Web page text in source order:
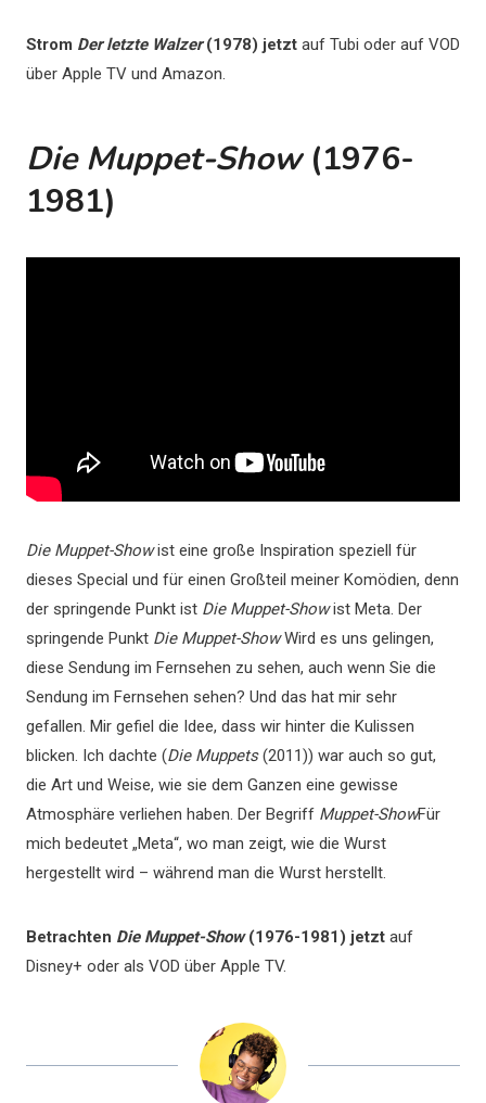
Strom Der letzte Walzer(1978) jetzt auf Tubi oder auf VOD
über Apple TV und Amazon.
Die Muppet-Show(1976-
1981)
Die Muppet-Showist eine große Inspiration speziell für
dieses Special und für einen Großteil meiner Komödien, denn
der springende Punkt ist Die Muppet-Showist Meta. Der
springende Punkt Die Muppet-ShowWird es uns gelingen,
diese Sendung im Fernsehen zu sehen, auch wenn Sie die
Sendung im Fernsehen sehen? Und das hat mir sehr
gefallen. Mir gefiel die Idee, dass wir hinter die Kulissen
blicken. Ich dachte (Die Muppets(2011)) war auch so gut,
die Art und Weise, wie sie dem Ganzen eine gewisse
Atmosphäre verliehen haben. Der Begriff Muppet-ShowFür
mich bedeutet „Meta“, wo man zeigt, wie die Wurst
hergestellt wird – während man die Wurst herstellt.
Betrachten Die Muppet-Show(1976-1981) jetzt auf
Disney+ oder als VOD über Apple TV.